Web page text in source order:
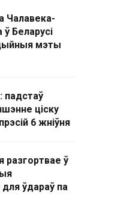
Чалавека-
Беларусі
мэты
падстаў
ціску
6 жніўня
разгортвае ў
ўдараў па